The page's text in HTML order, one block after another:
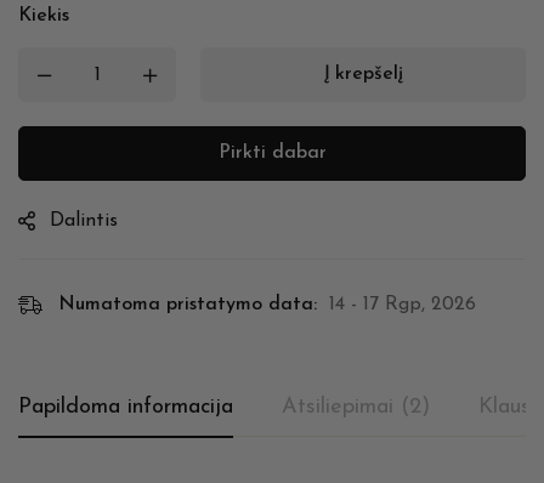
Kiekis
Į krepšelį
Pirkti dabar
Dalintis
Numatoma pristatymo data: 14 - 17 Rgp, 2026
Papildoma informacija Atsiliepimai (2)